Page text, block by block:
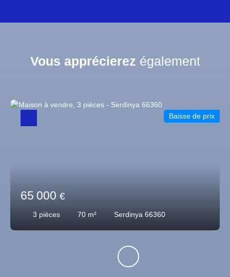
Vous apprécierez également
65 000 €
3 pièces 70 m² Serdinya 66360
Baisse de prix